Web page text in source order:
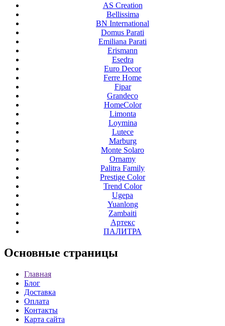
AS Creation
Bellissima
BN International
Domus Parati
Emiliana Parati
Erismann
Esedra
Euro Decor
Ferre Home
Fipar
Grandeco
HomeColor
Limonta
Loymina
Lutece
Marburg
Monte Solaro
Ornamy
Palitra Family
Prestige Color
Trend Color
Ugepa
Yuanlong
Zambaiti
Артекс
ПАЛИТРА
Основные страницы
Главная
Блог
Доставка
Оплата
Контакты
Карта сайта